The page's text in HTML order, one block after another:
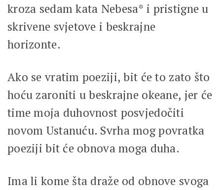
kroza sedam kata Nebesa* i pristigne u
skrivene svjetove i beskrajne
horizonte.
Ako se vratim poeziji, bit će to zato što
hoću zaroniti u beskrajne okeane, jer će
time moja duhovnost posvjedočiti
novom Ustanuću. Svrha mog povratka
poeziji bit će obnova moga duha.
Ima li kome šta draže od obnove svoga